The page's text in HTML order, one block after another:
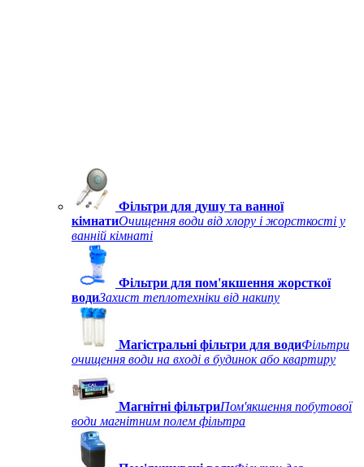
Фільтри для душу та ванної
кімнатиОчищення води від хлору і жорсткості у
ванній кімнаті
Фільтри для пом'якшення жорсткої
водиЗахист теплотехніки від накипу
Магістральні фільтри для водиФільтри
очищення води на вході в будинок або квартиру
Магнітні фільтриПом'якшення побутової
води магнітним полем фільтра